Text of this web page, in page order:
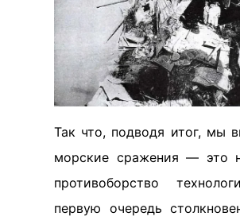
Так что, подводя итог, мы
морские сражения — это
противоборство
первую очередь